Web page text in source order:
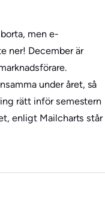
men e-
ner! December är
under året, så
rätt inför semestern
enligt Mailcharts står